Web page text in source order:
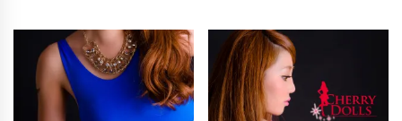
¥2,970
で
し
た。
は
¥2,376
で